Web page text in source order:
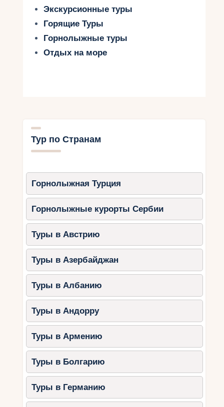
Экскурсионные туры
Горящие Туры
Горнолыжные туры
Отдых на море
Тур по Странам
Горнолыжная Турция
Горнолыжные курорты Сербии
Туры в Австрию
Туры в Азербайджан
Туры в Албанию
Туры в Андорру
Туры в Армению
Туры в Болгарию
Туры в Германию